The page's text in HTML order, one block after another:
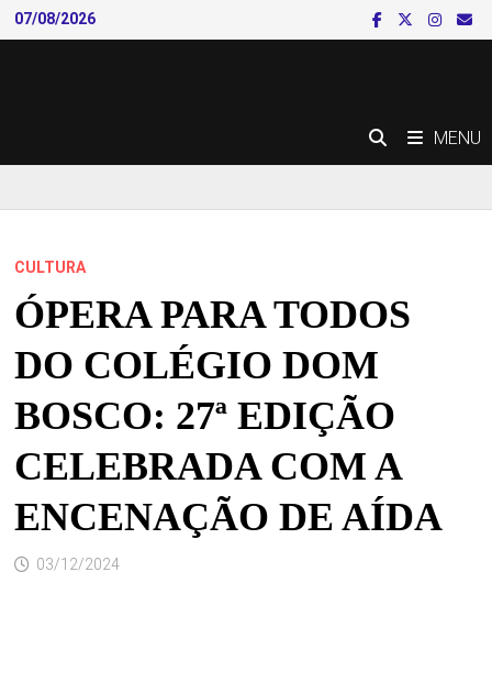
Skip
to
07/08/2026
MENU
CULTURA
ÓPERA PARA TODOS
DO COLÉGIO DOM
BOSCO: 27ª EDIÇÃO
CELEBRADA COM A
ENCENAÇÃO DE AÍDA
03/12/2024